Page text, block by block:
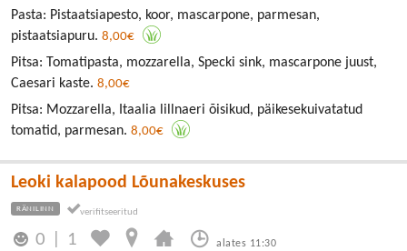
Pasta: Pistaatsiapesto, koor, mascarpone, parmesan,
pistaatsiapuru. 8,00€
Pitsa: Tomatipasta, mozzarella, Specki sink, mascarpone juust,
Caesari kaste. 8,00€
Pitsa: Mozzarella, Itaalia lillnaeri õisikud, päikesekuivatatud
tomatid, parmesan. 8,00€
Leoki kalapood Lõunakeskuses
RÄNILINN
0 1 alates 11:30